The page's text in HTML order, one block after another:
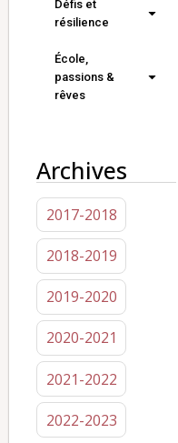
Défis et
résilience
École,
passions &
rêves
Archives
2017-2018
2018-2019
2019-2020
2020-2021
2021-2022
2022-2023